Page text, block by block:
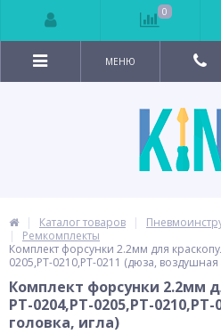
МЕНЮ
Каталог товаров
Ремкомплекты
Комплект форсунки 2.2мм для
0205,PT-0210,PT-0211 (дюза, воздушная
Комплект форсунки 2.2мм
РТ-0204,PT-0205,PT-
головка, игла)
0